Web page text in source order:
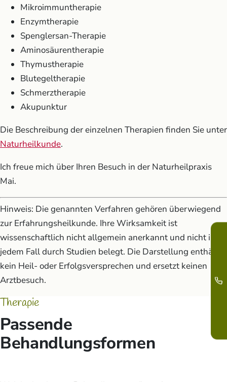
Mikroimmuntherapie
Enzymtherapie
Spenglersan-Therapie
Aminosäurentherapie
Thymustherapie
Blutegeltherapie
Schmerztherapie
Akupunktur
Die Beschreibung der einzelnen Therapien finden Sie unter
Naturheilkunde.
Ich freue mich über Ihren Besuch in der Naturheilpraxis
Mai.
Hinweis: Die genannten Verfahren gehören überwiegend
zur Erfahrungsheilkunde. Ihre Wirksamkeit ist
wissenschaftlich nicht allgemein anerkannt und nicht in
jedem Fall durch Studien belegt. Die Darstellung enthält
kein Heil- oder Erfolgsversprechen und ersetzt keinen
Arztbesuch.
Therapie
Passende
Behandlungsformen